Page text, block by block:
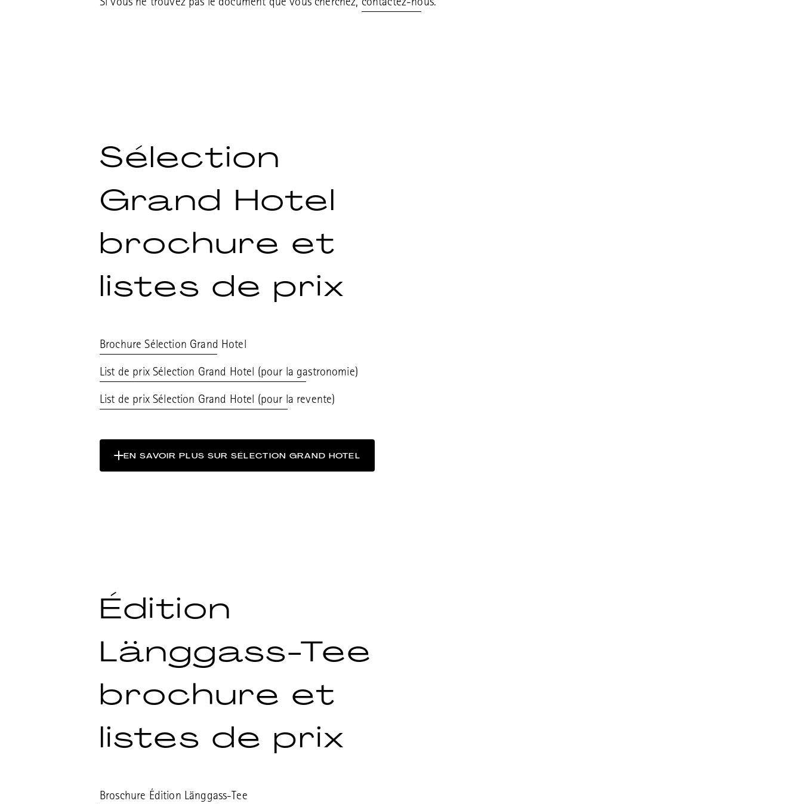
Si vous ne trouvez pas le document que vous cherchez, contactez-nous.
Sélection
Grand Hotel
brochure et
listes de prix
Brochure Sélection Grand Hotel
List de prix Sélection Grand Hotel (pour la gastronomie)
List de prix Sélection Grand Hotel (pour la revente)
EN SAVOIR PLUS SUR SÉLECTION GRAND HOTEL
Édition
Länggass-Tee
brochure et
listes de prix
Broschure Édition Länggass-Tee